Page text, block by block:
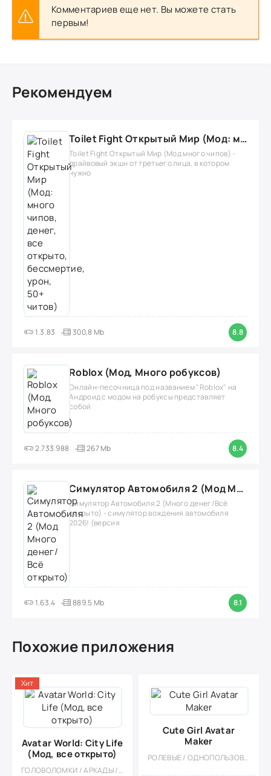
Комментариев еще нет. Вы можете стать
первым!
Рекомендуем
Toilet Fight Открытый Мир (Мод: много чипов, денег, все открыто, бессмертие, урон, 50+ читов)
Toilet Fight Открытый Мир (Мод много чипов) -
драйвовый экшн от третьего лица, в котором
нужно
1.3.83 300,8 Mb 8.8
Roblox (Мод, Много робуксов)
Онлайн-песочница под названием "Roblox" на
Андроид с модом на робуксы представляет
собой
2.733.988 267 Mb 8.4
Симулятор Автомобиля 2 (Мод Много денег/Всё открыто)
Симулятор Автомобиля 2 (Много денег/Всё
открыто) - симулятор вождения автомобиля
2026! (версия
1.63.4 889.5 Mb 8.1
Похожие приложения
Avatar World: City Life
(Мод, все открыто)
ГОЛОВОЛОМКИ / АРКАДЫ / ДЛЯ ДЕТЕЙ / ДЕВОЧКАМ / РОЛЕВЫЕ / ОДНОПОЛЬЗОВАТЕЛЬСКИЕ / СИМУЛЯТОРЫ / СИМУЛЯТОРЫ ЖИЗНИ / СТИЛИЗАЦИЯ / ОФЛАЙН / МОД / ВСТРОЕННЫЙ КЕШ / БОЛЬШАЯ
Хит
Cute Girl Avatar
Maker
РОЛЕВЫЕ / ОДНОПОЛЬЗОВАТЕЛЬСКИЕ / СТИЛИЗАЦИЯ / ОФЛАЙН / МОД / ДЕВОЧКАМ / МАЛЕНЬКАЯ